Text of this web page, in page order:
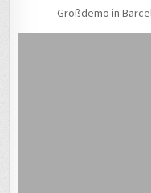
Großdemo in